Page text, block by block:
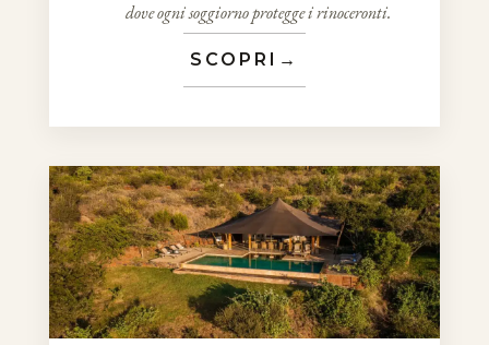
dove ogni soggiorno protegge i rinoceronti.
SCOPRI →